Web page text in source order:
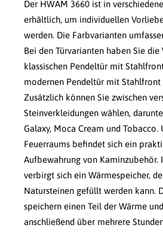
Der HWAM 3660 ist in
erhältlich, um individuellen
werden. Die Farbvarianten
Bei den Türvarianten haben Sie die
klassischen Pendeltür mit
modernen Pendeltür mit Stahlfront
Zusätzlich können Sie zwischen
Steinverkleidungen wählen,
Galaxy, Moca Cream und Tobacco.
Feuerraums befindet sich ein
Aufbewahrung von Kaminzubehör.
verbirgt sich ein Wärmespeicher,
Natursteinen gefüllt werden kann.
speichern einen Teil der Wärme
anschließend über mehrere